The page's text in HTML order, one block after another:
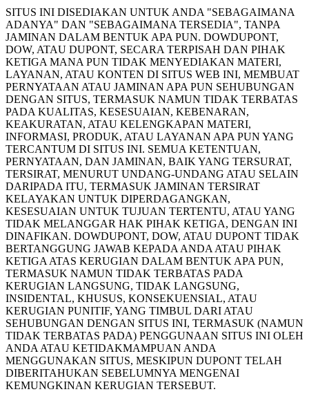
SITUS INI DISEDIAKAN UNTUK ANDA "SEBAGAIMANA
ADANYA" DAN "SEBAGAIMANA TERSEDIA", TANPA
JAMINAN DALAM BENTUK APA PUN. DOWDUPONT,
DOW, ATAU DUPONT, SECARA TERPISAH DAN PIHAK
KETIGA MANA PUN TIDAK MENYEDIAKAN MATERI,
LAYANAN, ATAU KONTEN DI SITUS WEB INI, MEMBUAT
PERNYATAAN ATAU JAMINAN APA PUN SEHUBUNGAN
DENGAN SITUS, TERMASUK NAMUN TIDAK TERBATAS
PADA KUALITAS, KESESUAIAN, KEBENARAN,
KEAKURATAN, ATAU KELENGKAPAN MATERI,
INFORMASI, PRODUK, ATAU LAYANAN APA PUN YANG
TERCANTUM DI SITUS INI. SEMUA KETENTUAN,
PERNYATAAN, DAN JAMINAN, BAIK YANG TERSURAT,
TERSIRAT, MENURUT UNDANG-UNDANG ATAU SELAIN
DARIPADA ITU, TERMASUK JAMINAN TERSIRAT
KELAYAKAN UNTUK DIPERDAGANGKAN,
KESESUAIAN UNTUK TUJUAN TERTENTU, ATAU YANG
TIDAK MELANGGAR HAK PIHAK KETIGA, DENGAN INI
DINAFIKAN. DOWDUPONT, DOW, ATAU DUPONT TIDAK
BERTANGGUNG JAWAB KEPADA ANDA ATAU PIHAK
KETIGA ATAS KERUGIAN DALAM BENTUK APA PUN,
TERMASUK NAMUN TIDAK TERBATAS PADA
KERUGIAN LANGSUNG, TIDAK LANGSUNG,
INSIDENTAL, KHUSUS, KONSEKUENSIAL, ATAU
KERUGIAN PUNITIF, YANG TIMBUL DARI ATAU
SEHUBUNGAN DENGAN SITUS INI, TERMASUK (NAMUN
TIDAK TERBATAS PADA) PENGGUNAAN SITUS INI OLEH
ANDA ATAU KETIDAKMAMPUAN ANDA
MENGGUNAKAN SITUS, MESKIPUN DUPONT TELAH
DIBERITAHUKAN SEBELUMNYA MENGENAI
KEMUNGKINAN KERUGIAN TERSEBUT.